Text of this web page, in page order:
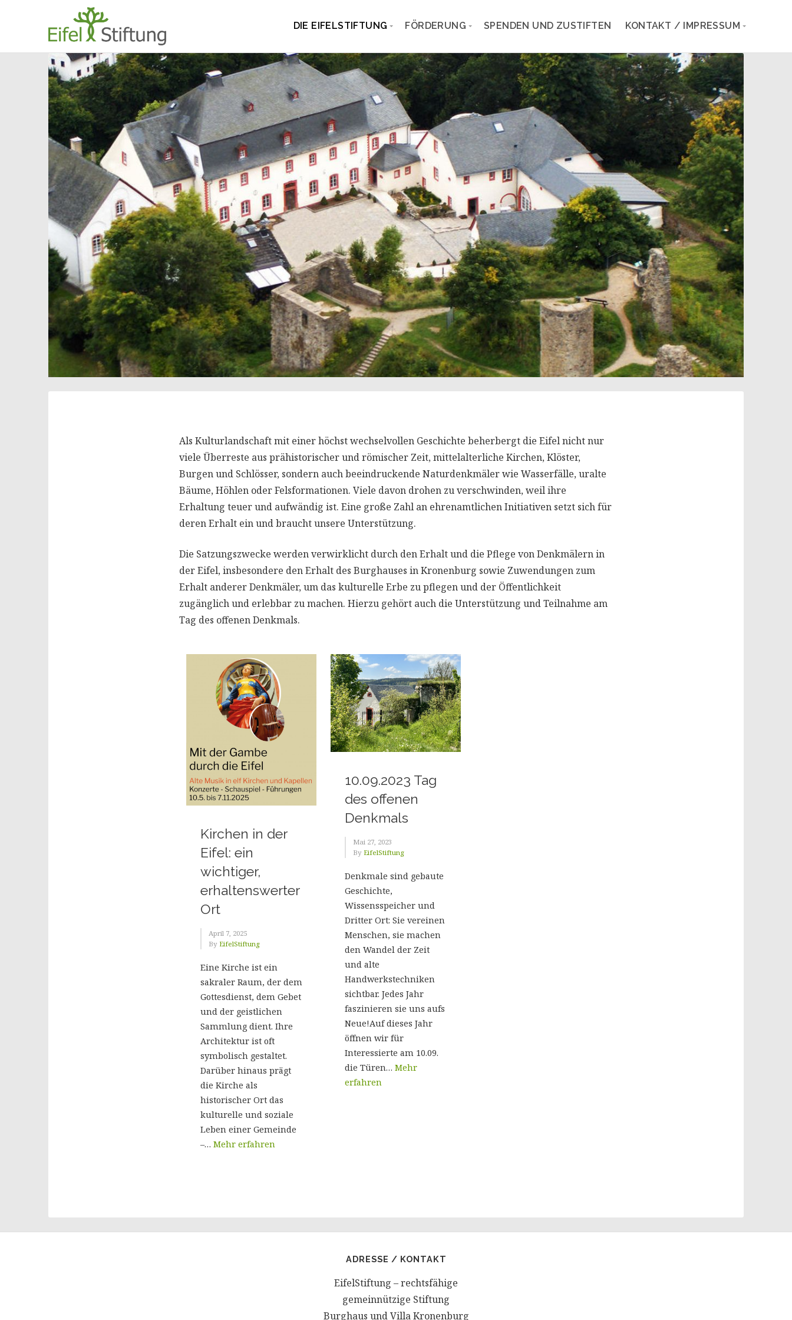
DIE EIFELSTIFTUNG FÖRDERUNG SPENDEN UND ZUSTIFTEN KONTAKT / IMPRESSUM
Als Kulturlandschaft mit einer höchst wechselvollen Geschichte beherbergt die Eifel nicht nur
viele Überreste aus prähistorischer und römischer Zeit, mittelalterliche Kirchen, Klöster,
Burgen und Schlösser, sondern auch beeindruckende Naturdenkmäler wie Wasserfälle, uralte
Bäume, Höhlen oder Felsformationen. Viele davon drohen zu verschwinden, weil ihre
Erhaltung teuer und aufwändig ist. Eine große Zahl an ehrenamtlichen Initiativen setzt sich für
deren Erhalt ein und braucht unsere Unterstützung.
Die Satzungszwecke werden verwirklicht durch den Erhalt und die Pflege von Denkmälern in
der Eifel, insbesondere den Erhalt des Burghauses in Kronenburg sowie Zuwendungen zum
Erhalt anderer Denkmäler, um das kulturelle Erbe zu pflegen und der Öffentlichkeit
zugänglich und erlebbar zu machen. Hierzu gehört auch die Unterstützung und Teilnahme am
Tag des offenen Denkmals.
Kirchen in der
Eifel: ein
wichtiger,
erhaltenswerter
Ort
April 7, 2025
ByEifelStiftung
Eine Kirche ist ein
sakraler Raum, der dem
Gottesdienst, dem Gebet
und der geistlichen
Sammlung dient. Ihre
Architektur ist oft
symbolisch gestaltet.
Darüber hinaus prägt
die Kirche als
historischer Ort das
kulturelle und soziale
Leben einer Gemeinde
–…Mehr erfahren
10.09.2023 Tag
des offenen
Denkmals
Mai 27, 2023
ByEifelStiftung
Denkmale sind gebaute
Geschichte,
Wissensspeicher und
Dritter Ort: Sie vereinen
Menschen, sie machen
den Wandel der Zeit
und alte
Handwerkstechniken
sichtbar. Jedes Jahr
faszinieren sie uns aufs
Neue!Auf dieses Jahr
öffnen wir für
Interessierte am 10.09.
die Türen…Mehr
erfahren
ADRESSE / KONTAKT
EifelStiftung – rechtsfähige
gemeinnützige Stiftung
Burghaus und Villa Kronenburg